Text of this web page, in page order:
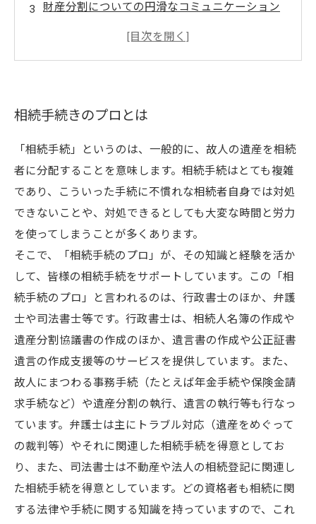
財産分割についての円滑なコミュニケーション
相続手続きのプロとは
「相続手続」というのは、一般的に、故人の遺産を相続
者に分配することを意味します。相続手続はとても複雑
であり、こういった手続に不慣れな相続者自身では対処
できないことや、対処できるとしても大変な時間と労力
を使ってしまうことが多くあります。
そこで、「相続手続のプロ」が、その知識と経験を活か
して、皆様の相続手続をサポートしています。この「相
続手続のプロ」と言われるのは、行政書士のほか、弁護
士や司法書士等です。行政書士は、相続人名簿の作成や
遺産分割協議書の作成のほか、遺言書の作成や公正証書
遺言の作成支援等のサービスを提供しています。また、
故人にまつわる事務手続（たとえば年金手続や保険金請
求手続など）や遺産分割の執行、遺言の執行等も行なっ
ています。弁護士は主にトラブル対応（遺産をめぐって
の裁判等）やそれに関連した相続手続を得意としてお
り、また、司法書士は不動産や法人の相続登記に関連し
た相続手続を得意としています。どの資格者も相続に関
する法律や手続に関する知識を持っていますので、これ